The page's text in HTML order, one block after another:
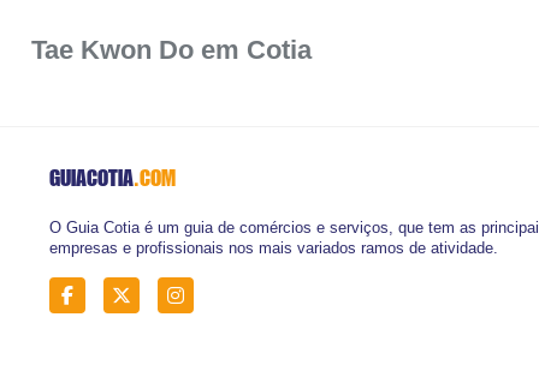
Tae Kwon Do em Cotia
GUIACOTIA.COM
O Guia Cotia é um guia de comércios e serviços, que tem as
empresas e profissionais nos mais variados ramos de atividade.